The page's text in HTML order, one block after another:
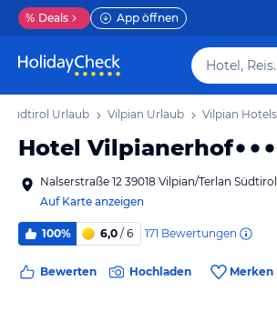
% Deals App öffnen
Südtirol Urlaub Vilpian Urlaub Vilpian Hotels
Hotel Vilpianerhof
Nalserstraße 12 39018 Vilpian/Terlan
Auf Karte anzeigen
100% 6,0 / 6 171 Bewertungen
Bewerten Hochladen Merken